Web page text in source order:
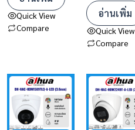
Quick View
Compare
อ่านเพิ่ม
Quick View
Compare